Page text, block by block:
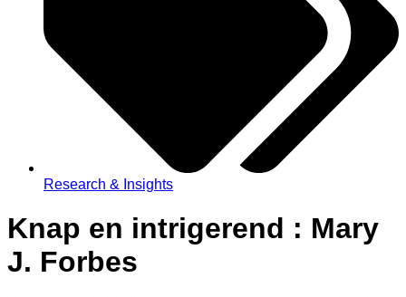
Research & Insights
Knap en intrigerend : Mary
J. Forbes